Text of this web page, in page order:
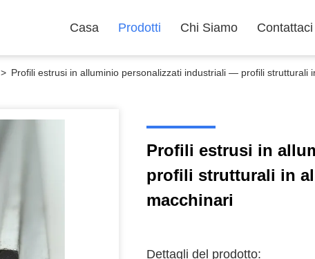
Casa Prodotti Chi Siamo Contattaci
> Profili estrusi in alluminio personalizzati industriali — profili strutturali
Profili estrusi in
profili strutturali in
macchinari
Dettagli del prodotto: